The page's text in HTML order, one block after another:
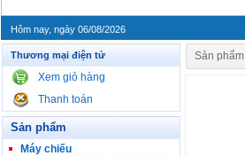
Hôm nay, ngày 06/08/2026
Thương mại điện tử
Xem giỏ hàng
Thanh toán
Sản phẩm
Máy chiếu
Sản phẩm